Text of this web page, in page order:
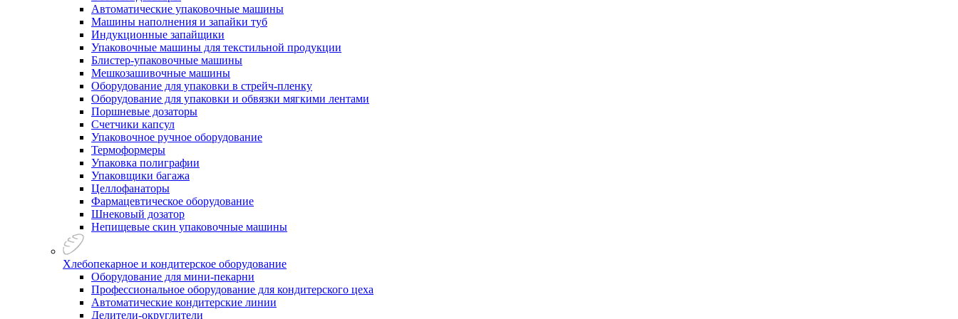
Автоматические упаковочные машины
Машины наполнения и запайки туб
Индукционные запайщики
Упаковочные машины для текстильной продукции
Блистер-упаковочные машины
Мешкозашивочные машины
Оборудование для упаковки в стрейч-пленку
Оборудование для упаковки и обвязки мягкими лентами
Поршневые дозаторы
Счетчики капсул
Упаковочное ручное оборудование
Термоформеры
Упаковка полиграфии
Упаковщики багажа
Целлофанаторы
Фармацевтическое оборудование
Шнековый дозатор
Непищевые скин упаковочные машины
Хлебопекарное и кондитерское оборудование
Оборудование для мини-пекарни
Профессиональное оборудование для кондитерского цеха
Автоматические кондитерские линии
Делители-округлители